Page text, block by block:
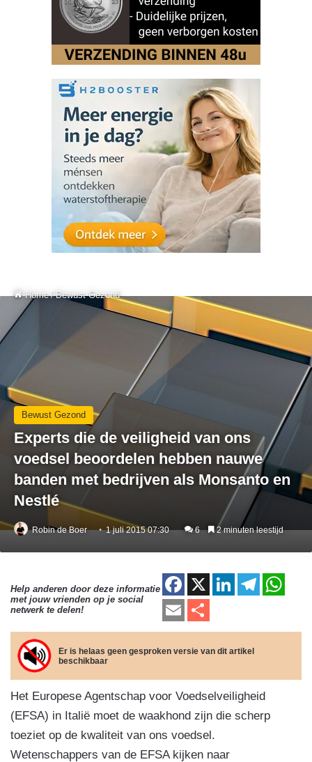
Home / Bewust Gezond
Bewust Gezond
Experts die de veiligheid van ons
voedsel beoordelen hebben nauwe
banden met bedrijven als Monsanto en
Nestlé
Robin de Boer 1 juli 2015 07:30 6 2 minuten leestijd
Help anderen door deze informatie
met jouw vrienden op je social
netwerk te delen!
F
a
c
e
b
o
o
k
X
Li
k
e
dI
n
T
e
a
m
at
A
E
m
ail
el
e
n
Er is helaas geen gesproken versie van dit artikel
beschikbaar
Het Europese Agentschap voor Voedselveiligheid
(EFSA) in Italië moet de waakhond zijn die scherp
toeziet op de kwaliteit van ons voedsel.
Wetenschappers van de EFSA kijken naar